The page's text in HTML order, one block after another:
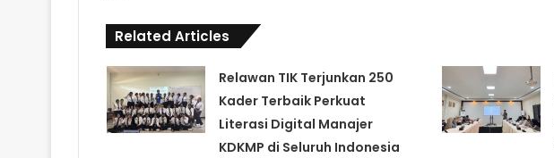
Related Articles
Relawan TIK Terjunkan 250
Kader Terbaik Perkuat
Literasi Digital Manajer
KDKMP di Seluruh Indonesia